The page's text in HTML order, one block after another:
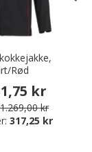
Rød
kr
1.269,00 kr
317,25 kr